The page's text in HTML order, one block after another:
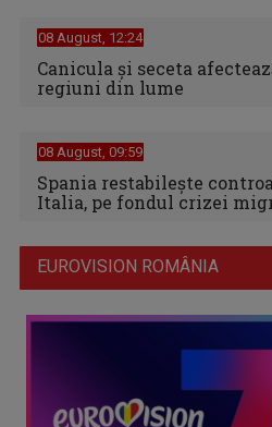
08 August, 12:24
Canicula şi seceta
regiuni din lume
08 August, 09:59
Spania restabileşte
Italia, pe fondul crizei
EUROVISION ROMÂNIA